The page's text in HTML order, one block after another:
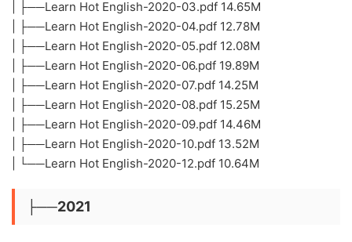
| ├──Learn Hot English-2020-03.pdf 14.65M
| ├──Learn Hot English-2020-04.pdf 12.78M
| ├──Learn Hot English-2020-05.pdf 12.08M
| ├──Learn Hot English-2020-06.pdf 19.89M
| ├──Learn Hot English-2020-07.pdf 14.25M
| ├──Learn Hot English-2020-08.pdf 15.25M
| ├──Learn Hot English-2020-09.pdf 14.46M
| ├──Learn Hot English-2020-10.pdf 13.52M
| └──Learn Hot English-2020-12.pdf 10.64M
├──2021